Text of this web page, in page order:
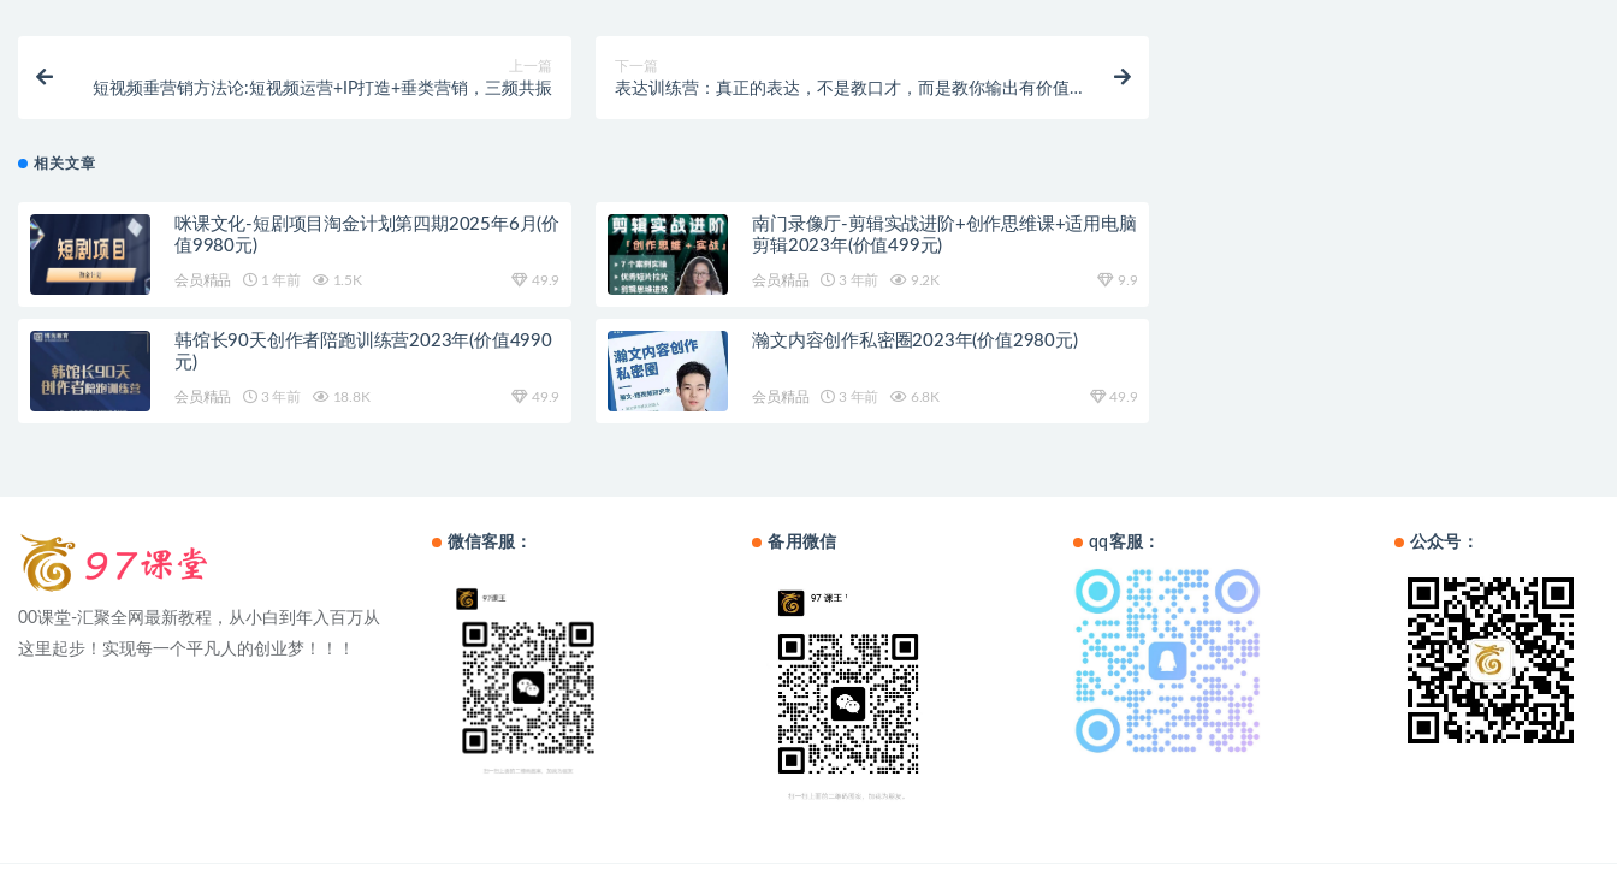
上一篇
短视频垂营销方法论:短视频运营+IP打造+垂类营销，三频共振
下一篇
表达训练营：真正的表达，不是教口才，而是教你输出有价值的
相关文章
咪课文化-短剧项目淘金计划第四期2025年6月(价
值9980元)
会员精品 1 年前 1.5K 49.9
南门录像厅-剪辑实战进阶+创作思维课+适用电脑
剪辑2023年(价值499元)
会员精品 3 年前 9.2K 9.9
韩馆长90天创作者陪跑训练营2023年(价值4990
元)
会员精品 3 年前 18.8K 49.9
瀚文内容创作私密圈2023年(价值2980元)
会员精品 3 年前 6.8K 49.9
00课堂-汇聚全网最新教程，从小白到年入百万从
这里起步！实现每一个平凡人的创业梦！！！
微信客服： 备用微信 qq客服： 公众号：